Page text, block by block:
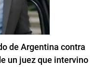
de Argentina contra
un juez que intervino